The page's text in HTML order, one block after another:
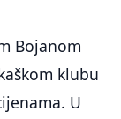
Bojanom
klubu
U